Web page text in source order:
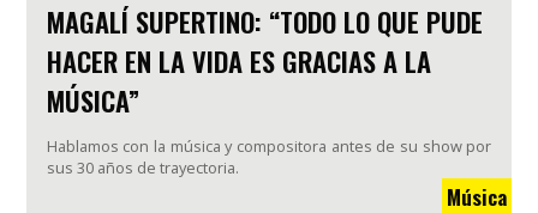
MAGALÍ SUPERTINO: “TODO LO QUE PUDE
HACER EN LA VIDA ES GRACIAS A LA
MÚSICA”
Hablamos con la música y compositora antes de su show por
sus 30 años de trayectoria.
Música